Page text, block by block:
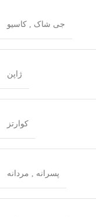
جی شاک , کاسیو
ژاپن
کوارتز
پسرانه , مردانه